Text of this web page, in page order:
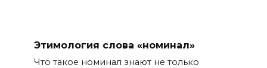
Этимология слова «номинал»
Что такое номинал знают не только